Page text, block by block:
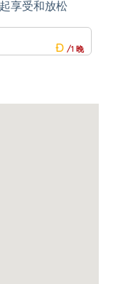
享受和放松
Đ /1 晚